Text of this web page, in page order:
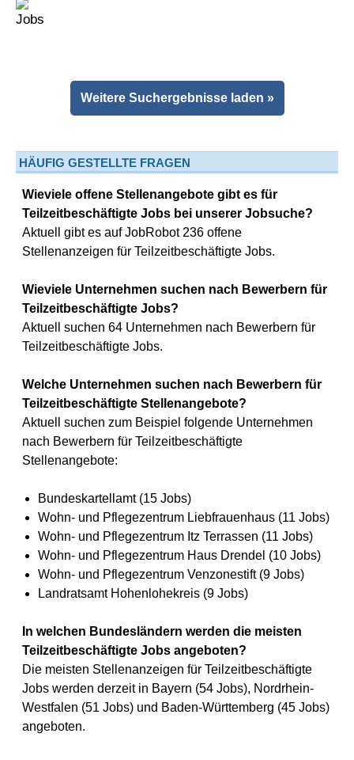
Weitere Suchergebnisse laden »
HÄUFIG GESTELLTE FRAGEN
Wieviele offene Stellenangebote gibt es für
Teilzeitbeschäftigte Jobs bei unserer Jobsuche?
Aktuell gibt es auf JobRobot 236 offene
Stellenanzeigen für Teilzeitbeschäftigte Jobs.
Wieviele Unternehmen suchen nach Bewerbern für
Teilzeitbeschäftigte Jobs?
Aktuell suchen 64 Unternehmen nach Bewerbern für
Teilzeitbeschäftigte Jobs.
Welche Unternehmen suchen nach Bewerbern für
Teilzeitbeschäftigte Stellenangebote?
Aktuell suchen zum Beispiel folgende Unternehmen
nach Bewerbern für Teilzeitbeschäftigte
Stellenangebote:
Bundeskartellamt (15 Jobs)
Wohn- und Pflegezentrum Liebfrauenhaus (11 Jobs)
Wohn- und Pflegezentrum Itz Terrassen (11 Jobs)
Wohn- und Pflegezentrum Haus Drendel (10 Jobs)
Wohn- und Pflegezentrum Venzonestift (9 Jobs)
Landratsamt Hohenlohekreis (9 Jobs)
In welchen Bundesländern werden die meisten
Teilzeitbeschäftigte Jobs angeboten?
Die meisten Stellenanzeigen für Teilzeitbeschäftigte
Jobs werden derzeit in Bayern (54 Jobs), Nordrhein-
Westfalen (51 Jobs) und Baden-Württemberg (45 Jobs)
angeboten.